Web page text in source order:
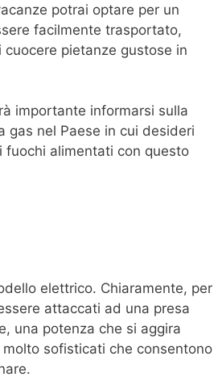
potrai optare per un
facilmente trasportato,
pietanze gustose in
importante informarsi sulla
gas nel Paese in cui desideri
fuochi alimentati con questo
elettrico. Chiaramente, per
attaccati ad una presa
una potenza che si aggira
sofisticati che consentono